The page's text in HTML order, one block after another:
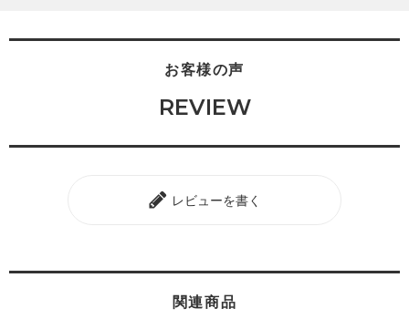
お客様の声
REVIEW
レビューを書く
関連商品